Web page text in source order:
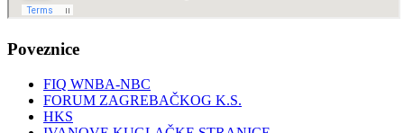
Poveznice
FIQ WNBA-NBC
FORUM ZAGREBAČKOG K.S.
HKS